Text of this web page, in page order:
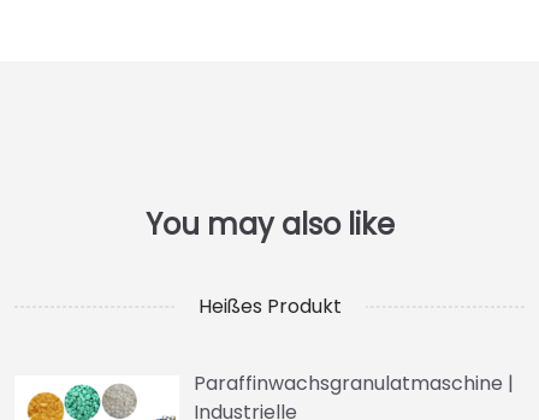
Heißes Produkt
Paraffinwachsgranulatmaschine |
Industrielle